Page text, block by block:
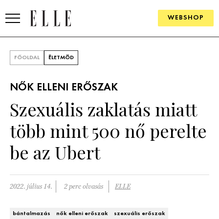
WEBSHOP
SZÉPSÉG
ÉLETMÓD
PÁRKAPCSOLAT
FŐOLDAL ÉLETMÓD
NŐK ELLENI ERŐSZAK
Szexuális zaklatás miatt
több mint 500 nő perelte
be az Ubert
2022. július 14. 2 perc olvasás ELLE
bántalmazás nők elleni erőszak
szexuális erőszak